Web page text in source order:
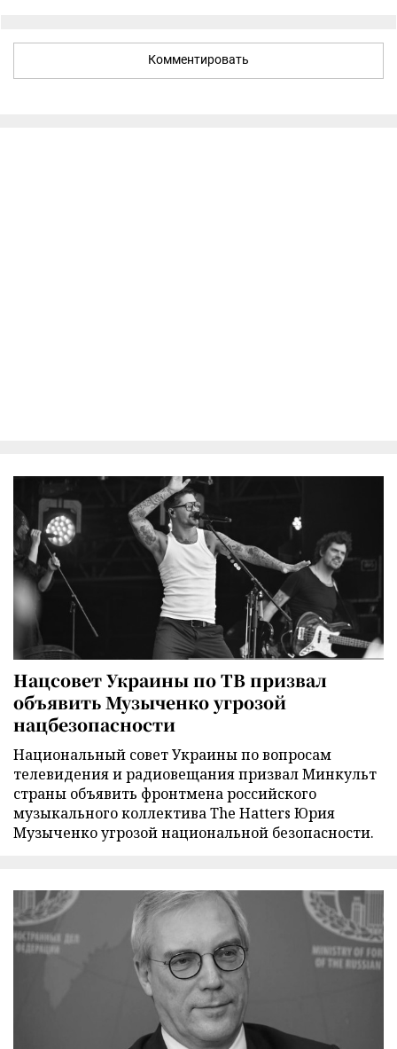
Комментировать
Нацсовет Украины по ТВ призвал
объявить Музыченко угрозой
нацбезопасности
Национальный совет Украины по вопросам
телевидения и радиовещания призвал Минкульт
страны объявить фронтмена российского
музыкального коллектива The Hatters Юрия
Музыченко угрозой национальной безопасности.